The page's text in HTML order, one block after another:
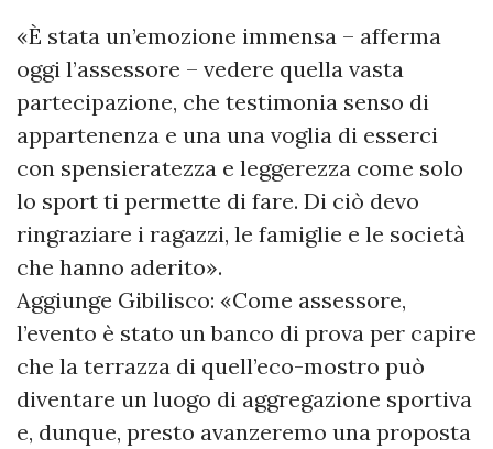
«È stata un’emozione immensa – afferma
oggi l’assessore – vedere quella vasta
partecipazione, che testimonia senso di
appartenenza e una una voglia di esserci
con spensieratezza e leggerezza come solo
lo sport ti permette di fare. Di ciò devo
ringraziare i ragazzi, le famiglie e le società
che hanno aderito».
Aggiunge Gibilisco: «Come assessore,
l’evento è stato un banco di prova per capire
che la terrazza di quell’eco-mostro può
diventare un luogo di aggregazione sportiva
e, dunque, presto avanzeremo una proposta